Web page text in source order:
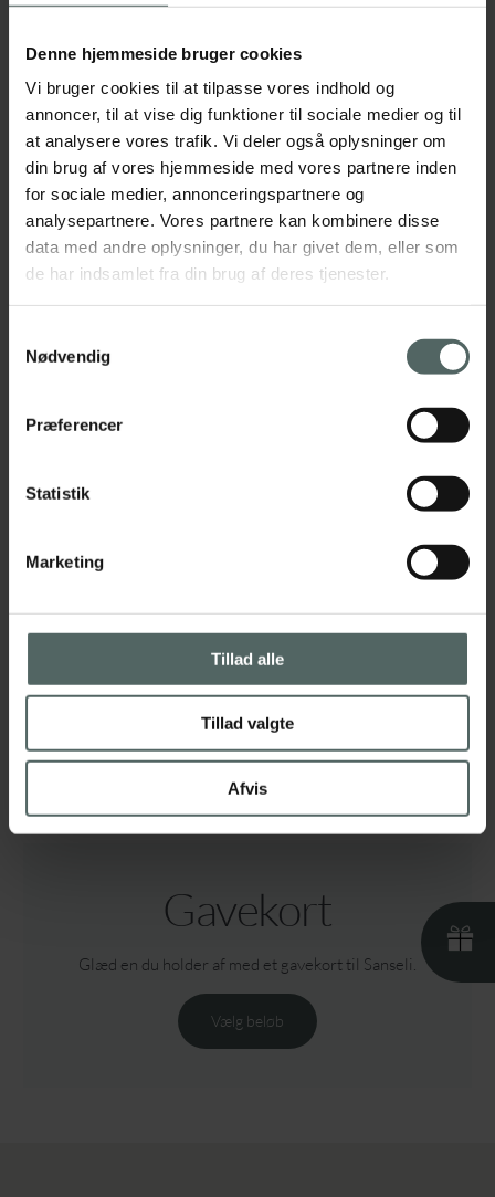
Denne hjemmeside bruger cookies
Vi bruger cookies til at tilpasse vores indhold og
annoncer, til at vise dig funktioner til sociale medier og til
at analysere vores trafik. Vi deler også oplysninger om
din brug af vores hjemmeside med vores partnere inden
for sociale medier, annonceringspartnere og
analysepartnere. Vores partnere kan kombinere disse
data med andre oplysninger, du har givet dem, eller som
de har indsamlet fra din brug af deres tjenester.
Nødvendig
Præferencer
Statistik
Marketing
Tillad alle
Tillad valgte
Afvis
Helkrops-massagestol
Normalpris (1 person)
Gavekort
Glæd en du holder af med et gavekort til Sanseli.
Vælg beløb